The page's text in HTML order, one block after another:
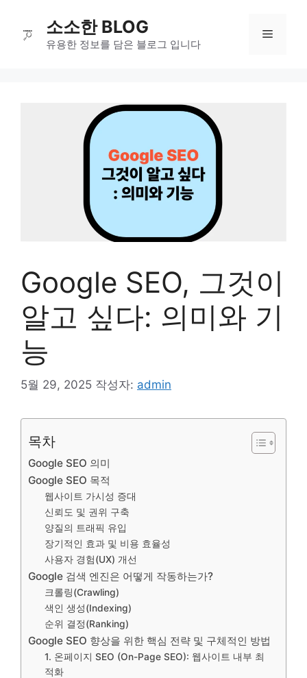
소소한 BLOG
유용한 정보를 담은 블로그 입니다
메
Google SEO, 그것이
알고 싶다: 의미와 기
능
5월 29, 2025 작성자: admin
목차
Google SEO 의미
Google SEO 목적
웹사이트 가시성 증대
신뢰도 및 권위 구축
양질의 트래픽 유입
장기적인 효과 및 비용 효율성
사용자 경험(UX) 개선
Google 검색 엔진은 어떻게 작동하는가?
크롤링(Crawling)
색인 생성(Indexing)
순위 결정(Ranking)
Google SEO 향상을 위한 핵심 전략 및 구체적인 방법
1. 온페이지 SEO (On-Page SEO): 웹사이트 내부 최
적화